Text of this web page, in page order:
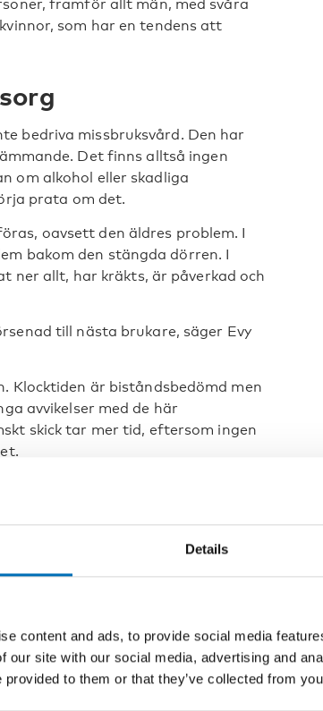
Details
content and ads, to provide social media
our site with our social media, advertising and
provided to them or that they’ve collected from
framför allt män, med svåra
som har en tendens att
bedriva missbruksvård. Den har
Det finns alltså ingen
om alkohol eller skadliga
prata om det.
oavsett den äldres problem. I
bakom den stängda dörren. I
ner allt, har kräkts, är påverkad och
till nästa brukare, säger Evy
Klocktiden är biståndsbedömd men
avvikelser med de här
skick tar mer tid, eftersom ingen
med äldre som har
Evy Gunnarsson, att handledning
som kan få handledning i hur man
de som bokstavligen står på
fler alkoholteam. Det är nästan
de tyngsta missbrukarna. I mindre
situationen bedöms kunna bli